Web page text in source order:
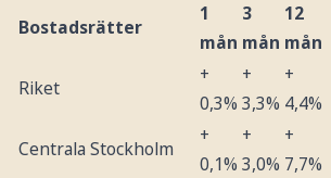
Bostadsrätter
1
mån
3
mån
12
mån
Riket
+
0,3%
+
3,3%
+
4,4%
Centrala Stockholm
+
0,1%
+
3,0%
+
7,7%